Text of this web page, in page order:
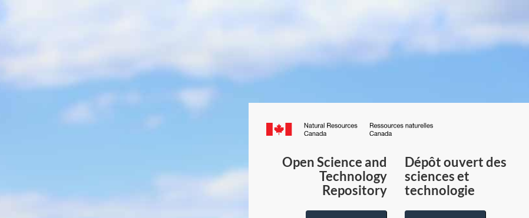
Canada.ca
du
Canada
Open Science and
Technology
Repository
Dépôt ouvert des
sciences et
technologie